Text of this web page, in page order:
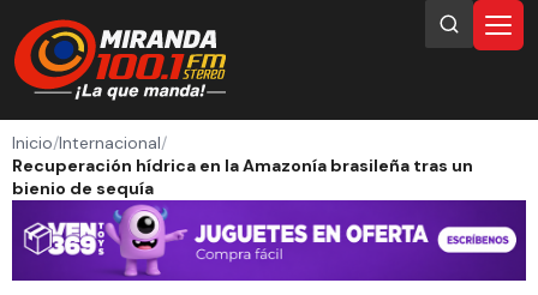
Inicio/Internacional/
Recuperación hídrica en la Amazonía brasileña tras un
bienio de sequía